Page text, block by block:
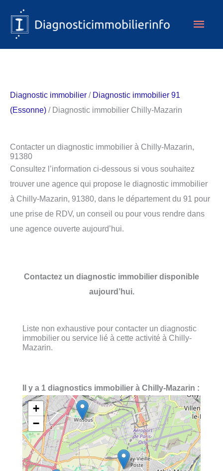
contenu
Diagnostic immobilier / Diagnostic immobilier 91
(Essonne) / Diagnostic immobilier Chilly-Mazarin
Contacter un diagnostic immobilier à Chilly-Mazarin,
91380
Consultez l’information ci-dessous si vous souhaitez
trouver une agence qui propose le diagnostic immobilier
à Chilly-Mazarin, 91380, dans le département du 91 pour
une prise de RDV, un conseil ou pour vous rendre dans
une agence ouverte aujourd’hui.
Contactez un diagnostic immobilier disponible
aujourd’hui.
Liste non exhaustive pour contacter un diagnostic
immobilier ou service lié à cette activité à Chilly-
Mazarin.
Il y a 1 diagnostics immobilier à Chilly-Mazarin :
+
−